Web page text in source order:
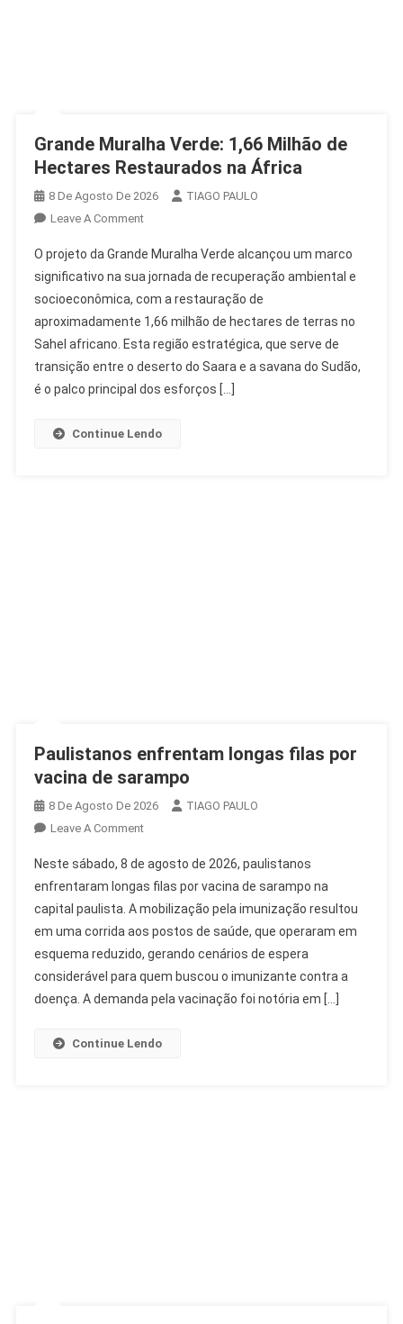
Grande Muralha Verde: 1,66 Milhão de
Hectares Restaurados na África
8 De Agosto De 2026
TIAGO PAULO
Leave A CommentOn
Muralha
Verde:
1,66
Milhão
De
Hectares
Restaurados
O projeto da Grande Muralha Verde alcançou um marco
significativo na sua jornada de recuperação ambiental e
socioeconômica, com a restauração de
aproximadamente 1,66 milhão de hectares de terras no
Sahel africano. Esta região estratégica, que serve de
transição entre o deserto do Saara e a savana do Sudão,
é o palco principal dos esforços […]
Continue Lendo
Paulistanos enfrentam longas filas por
vacina de sarampo
8 De Agosto De 2026
TIAGO PAULO
Leave A CommentOn
Enfrentam
Longas
Filas
Por
Vacina
De
Sarampo
Neste sábado, 8 de agosto de 2026, paulistanos
enfrentaram longas filas por vacina de sarampo na
capital paulista. A mobilização pela imunização resultou
em uma corrida aos postos de saúde, que operaram em
esquema reduzido, gerando cenários de espera
considerável para quem buscou o imunizante contra a
doença. A demanda pela vacinação foi notória em […]
Continue Lendo